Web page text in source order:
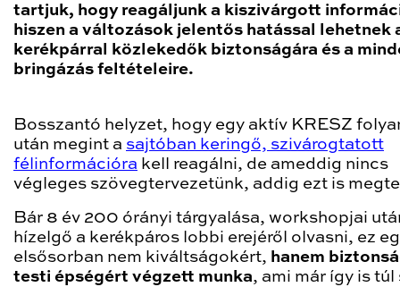
tartjuk, hogy reagáljunk a kiszivárgott
hiszen a változások jelentős hatással lehetnek
kerékpárral közlekedők biztonságára és a
bringázás feltételeire.
Bosszantó helyzet, hogy egy aktív KRESZ
után megint a sajtóban keringő, szivárogtatott
félinformációra kell reagálni, de ameddig nincs
végleges szövegtervezetünk, addig ezt is
Bár 8 év 200 órányi tárgyalása, workshopjai
hízelgő a kerékpáros lobbi erejéről olvasni, ez
elsősorban nem kiváltságokért, hanem
testi épségért végzett munka, ami már így is